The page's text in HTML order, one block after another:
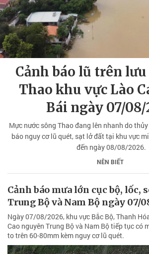
Cảnh báo lũ trên
Thao khu vực Lào
Bái ngày 07/08/
Mực nước sông Thao đang lên nhanh do
báo nguy cơ lũ quét, sạt lở đất tại khu vực
đến ngày 08/08/2026.
NÊN BIẾT
Cảnh báo mưa lớn cục bộ, lốc,
Trung Bộ và Nam Bộ ngày 07/
Ngày 07/08/2026, khu vực Bắc Bộ, Thanh
Cao nguyên Trung Bộ và Nam Bộ tiếp tục có
to trên 60-80mm kèm nguy cơ lũ quét.